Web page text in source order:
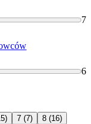
7
6
7 (7) 8 (16)